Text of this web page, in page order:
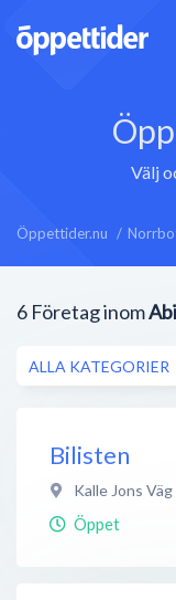
Välj
Öppettider.nu
6 Företag inom
ALLA KATEGORIER
Bilisten
Kalle Jons Väg
Öppet